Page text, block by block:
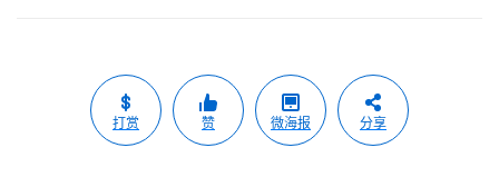
打赏 赞 微海报 分享